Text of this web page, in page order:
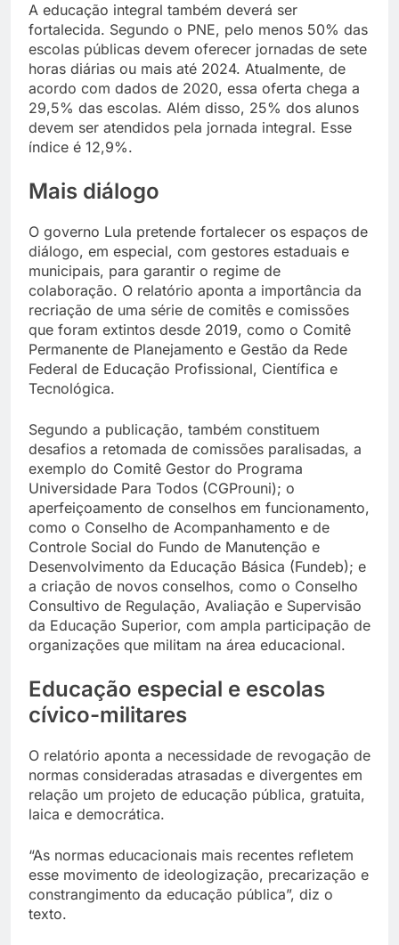
A educação integral também deverá ser
fortalecida. Segundo o PNE, pelo menos 50% das
escolas públicas devem oferecer jornadas de sete
horas diárias ou mais até 2024. Atualmente, de
acordo com dados de 2020, essa oferta chega a
29,5% das escolas. Além disso, 25% dos alunos
devem ser atendidos pela jornada integral. Esse
índice é 12,9%.
Mais diálogo
O governo Lula pretende fortalecer os espaços de
diálogo, em especial, com gestores estaduais e
municipais, para garantir o regime de
colaboração. O relatório aponta a importância da
recriação de uma série de comitês e comissões
que foram extintos desde 2019, como o Comitê
Permanente de Planejamento e Gestão da Rede
Federal de Educação Profissional, Científica e
Tecnológica.
Segundo a publicação, também constituem
desafios a retomada de comissões paralisadas, a
exemplo do Comitê Gestor do Programa
Universidade Para Todos (CGProuni); o
aperfeiçoamento de conselhos em funcionamento,
como o Conselho de Acompanhamento e de
Controle Social do Fundo de Manutenção e
Desenvolvimento da Educação Básica (Fundeb); e
a criação de novos conselhos, como o Conselho
Consultivo de Regulação, Avaliação e Supervisão
da Educação Superior, com ampla participação de
organizações que militam na área educacional.
Educação especial e escolas
cívico-militares
O relatório aponta a necessidade de revogação de
normas consideradas atrasadas e divergentes em
relação um projeto de educação pública, gratuita,
laica e democrática.
“As normas educacionais mais recentes refletem
esse movimento de ideologização, precarização e
constrangimento da educação pública”, diz o
texto.